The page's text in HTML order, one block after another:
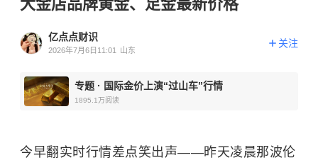
大金店品牌黄金、足金最新价格
亿点点财识
2026年7月6日11:01 山东
关注
专题 · 国际金价上演“过山车”行情
1895.1万阅读
今早翻实时行情差点笑出声——昨天凌晨那波伦